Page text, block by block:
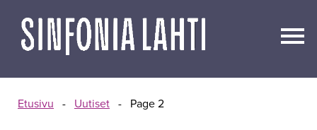
sisältöön
Etusivu - Uutiset - Page 2